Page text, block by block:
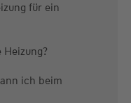
für ein
ich beim